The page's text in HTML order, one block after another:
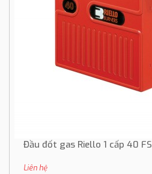
Đầu đốt gas Riello 1 cấp 40 FS
Liên hệ